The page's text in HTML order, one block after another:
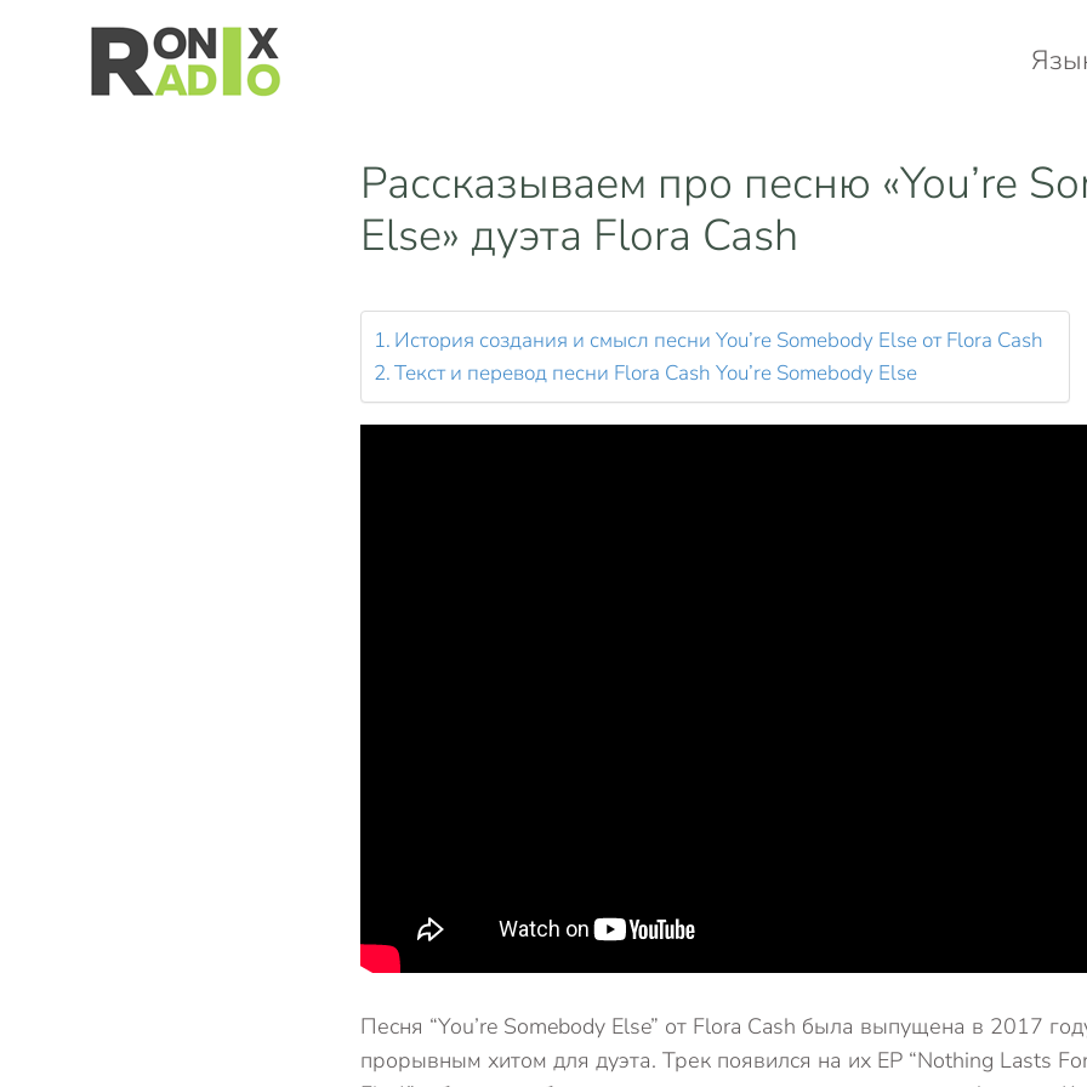
Перейти к основному содержанию
Рассказываем про песню «You’re
Else» дуэта Flora Cash
История создания и смысл песни You’re Somebody Else от Flora Cash
Текст и перевод песни Flora Cash You’re Somebody Else
Песня “You’re Somebody Else” от Flora Cash была выпущена в 2017
прорывным хитом для дуэта. Трек появился на их EP “Nothing Lasts